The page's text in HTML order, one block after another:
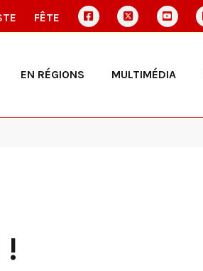
FÊTE
EN RÉGIONS MULTIMÉDIA